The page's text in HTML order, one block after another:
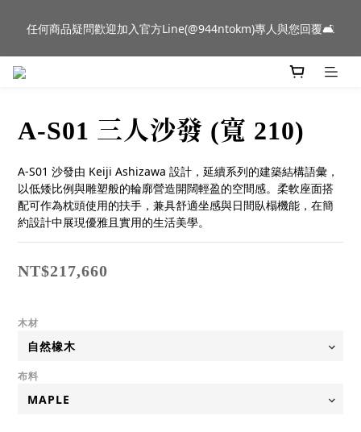
群門市展示中✨
任何商品疑問歡迎加入官方Line(@944ntokm)專人與您回覆🛋️
新品到貨｜日本燈具品牌 Ambientec 年度新品 Barcarolle 臺中樂
A-S01 三人沙發 (寬 210)
A-S01 沙發由 Keiji Ashizawa 設計，延續系列的建築結構語彙，
以低矮比例與雕塑般的輪廓營造開闊輕盈的空間感。柔軟座面搭
配可作為枕頭使用的扶手，兼具舒適坐感與日間臥榻機能，在簡
約設計中展現優雅且實用的生活美學。
NT$217,660
木材
布料